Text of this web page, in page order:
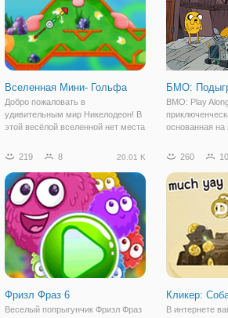
Вселенная Мини- Гольфа
Добро пожаловать в
удивительным мир Никелодеон! В
этой весёлой вселенной нет места
радость, развлечения и звонкий
повеселиться вместе с
мультяшками Никелодеон и
БМО:
BMO: Play
основанная на
ваша цель
БМО найти
скрытых
219 8 20.01 K
Фризл Фраз 6
Веселый попрыгунчик Фризл Фраз
260 10
Кликер:
В интернете